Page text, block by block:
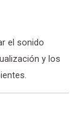
el sonido
y los